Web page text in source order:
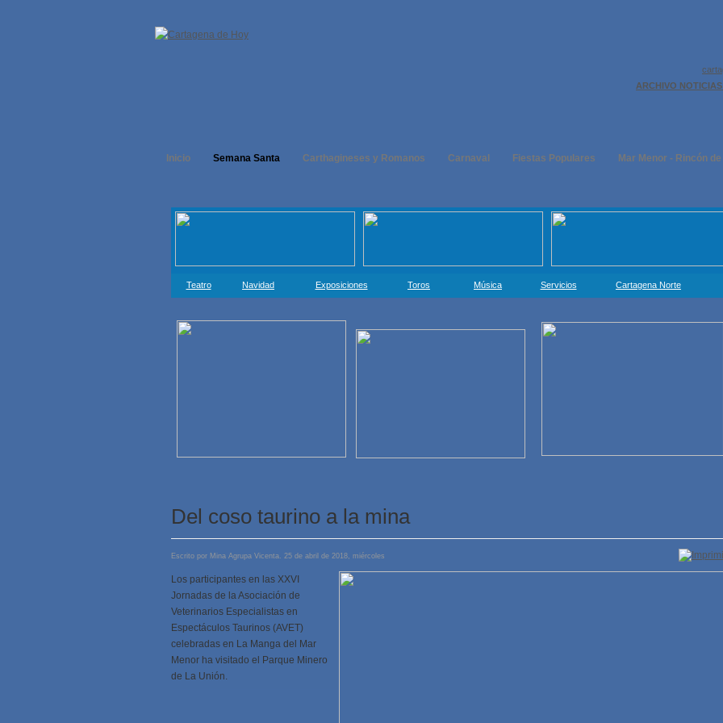
ARCHIVO
Inicio Semana Santa Carthagineses y Romanos Carnaval Fiestas Populares Mar Menor - Rincón
Teatro Navidad Exposiciones Toros Música Servicios Cartagena Norte
Del coso taurino a la mina
Escrito por Mina Agrupa Vicenta. 25 de abril de 2018, miércoles
Los participantes en las XXVI
Jornadas de la Asociación de
Veterinarios Especialistas en
Espectáculos Taurinos (AVET)
celebradas en La Manga del Mar
Menor ha visitado el Parque Minero
de La Unión.